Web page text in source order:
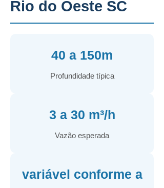
Rio do Oeste SC
40 a 150m
Profundidade típica
3 a 30 m³/h
Vazão esperada
variável conforme a